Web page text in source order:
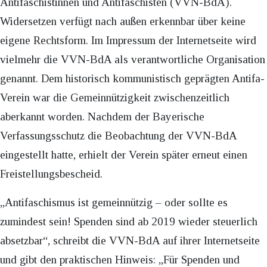
Widersetzen verfügt nach außen erkennbar über keine
eigene Rechtsform. Im Impressum der Internetseite wird
vielmehr die VVN-BdA als verantwortliche Organisation
genannt. Dem historisch kommunistisch geprägten Antifa-
Verein war die Gemeinnützigkeit zwischenzeitlich
aberkannt worden. Nachdem der Bayerische
Verfassungsschutz die Beobachtung der VVN-BdA
eingestellt hatte, erhielt der Verein später erneut einen
Freistellungsbescheid.
„Antifaschismus ist gemeinnützig – oder sollte es
zumindest sein! Spenden sind ab 2019 wieder steuerlich
absetzbar“, schreibt die VVN-BdA auf ihrer Internetseite
und gibt den praktischen Hinweis: „Für Spenden und